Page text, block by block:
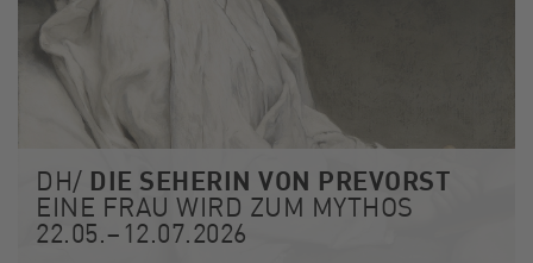
DH/ DIE SEHERIN VON PREVORST
EINE FRAU WIRD ZUM MYTHOS
22.05.–12.07.2026